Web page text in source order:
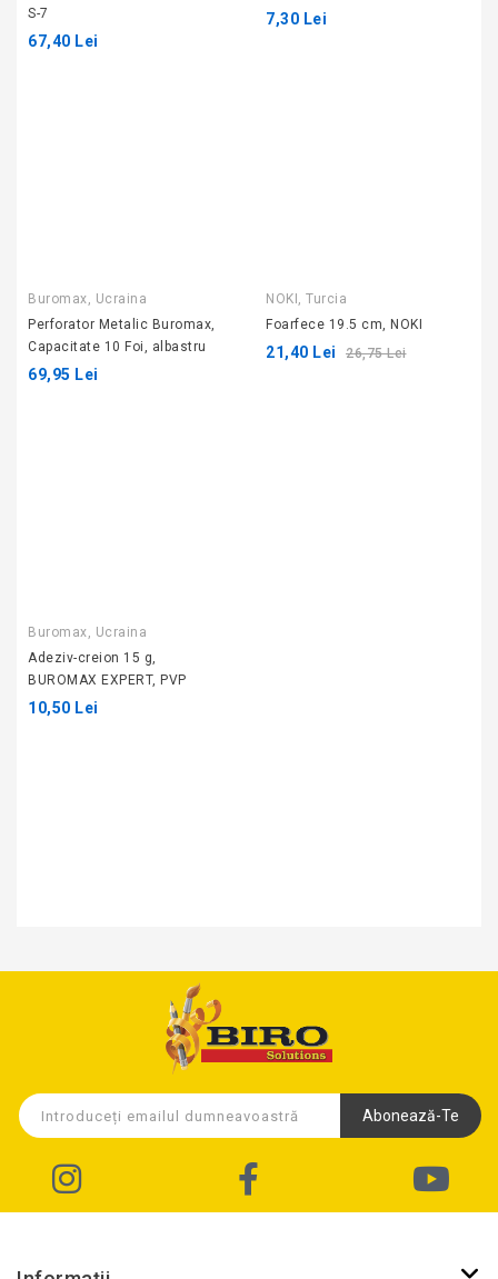
S-7
67,40 Lei
7,30 Lei
Buromax, Ucraina
Perforator Metalic Buromax,
Capacitate 10 Foi, albastru
69,95 Lei
20%
NOKI, Turcia
Foarfece 19.5 cm, NOKI
21,40 Lei 26,75 Lei
Buromax, Ucraina
Adeziv-creion 15 g,
BUROMAX EXPERT, PVP
10,50 Lei
Abonează-Te